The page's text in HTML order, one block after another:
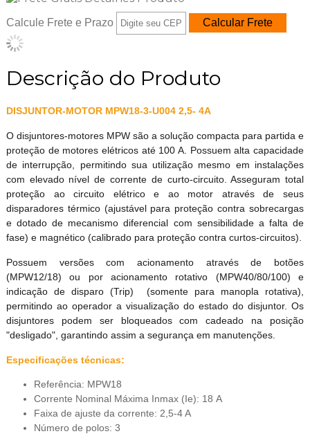
Calcule Frete e Prazo
Descrição do Produto
DISJUNTOR-MOTOR MPW18-3-U004 2,5- 4A
O disjuntores-motores MPW são a solução compacta para partida e
proteção de motores elétricos até 100 A. Possuem alta capacidade
de interrupção, permitindo sua utilização mesmo em instalações
com elevado nível de corrente de curto-circuito. Asseguram total
proteção ao circuito elétrico e ao motor através de seus
disparadores térmico (ajustável para proteção contra sobrecargas
e dotado de mecanismo diferencial com sensibilidade a falta de
fase) e magnético (calibrado para proteção contra curtos-circuitos).
Possuem versões com acionamento através de botões
(MPW12/18) ou por acionamento rotativo (MPW40/80/100) e
indicação de disparo (Trip) (somente para manopla rotativa),
permitindo ao operador a visualização do estado do disjuntor. Os
disjuntores podem ser bloqueados com cadeado na posição
"desligado", garantindo assim a segurança em manutenções.
Especificações técnicas:
Referência: MPW18
Corrente Nominal Máxima Inmax (Ie): 18 A
Faixa de ajuste da corrente: 2,5-4 A
Número de polos: 3